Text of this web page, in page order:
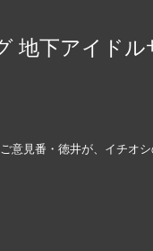
地下アイドル
意見番・徳井が、イチオ